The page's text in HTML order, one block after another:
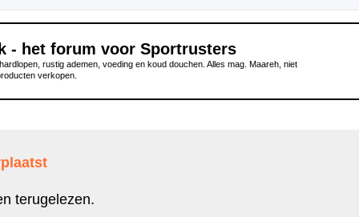
- het forum voor Sportrusters
rustig ademen, voeding en koud douchen. Alles mag. Maareh, niet
verkopen.
terugelezen.